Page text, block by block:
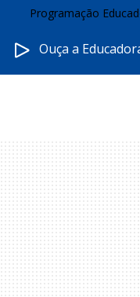
Programação
Ouça a